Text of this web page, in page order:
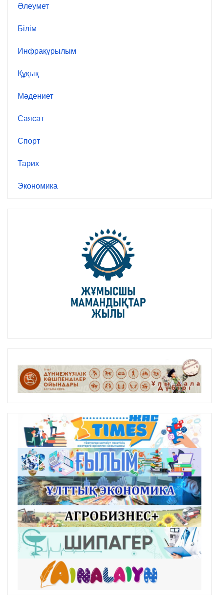
Әлеумет
Білім
Инфрақұрылым
Құқық
Мәдениет
Саясат
Спорт
Тарих
Экономика